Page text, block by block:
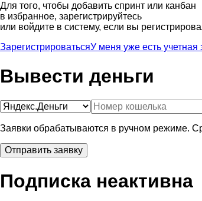
Для того, чтобы добавить спринт или канбан
в избранное, зарегистрируйтесь
или войдите в систему, если вы
ЗарегистрироватьсяУ меня уже есть учетная
Вывести деньги
Заявки обрабатываются в ручном режиме.
Подписка неактивна